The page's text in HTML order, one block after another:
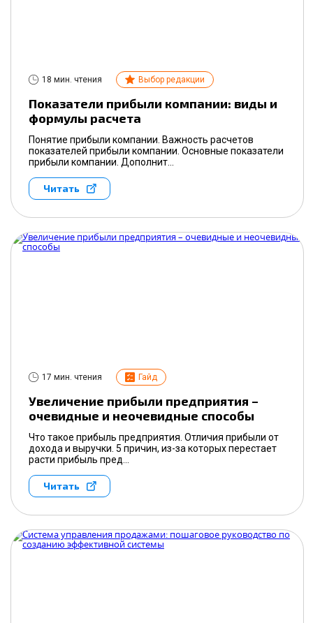
18 мин. чтения Выбор редакции
Показатели прибыли компании: виды и
формулы расчета
Понятие прибыли компании. Важность расчетов
показателей прибыли компании. Основные показатели
прибыли компании. Дополнит...
Читать
17 мин. чтения Гайд
Увеличение прибыли предприятия –
очевидные и неочевидные способы
Что такое прибыль предприятия. Отличия прибыли от
дохода и выручки. 5 причин, из-за которых перестает
расти прибыль пред...
Читать